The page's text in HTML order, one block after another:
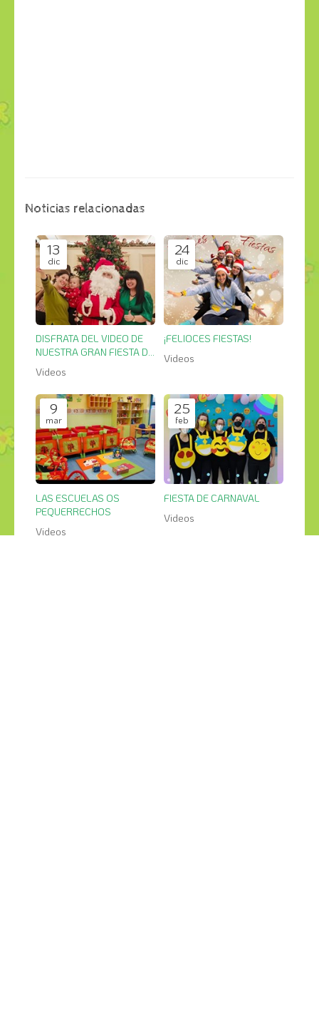
Noticias relacionadas
13
dic
DISFRATA DEL VIDEO DE
NUESTRA GRAN FIESTA DE
NAVIDAD
Videos
24
dic
¡FELIOCES FIESTAS!
Videos
9
mar
LAS ESCUELAS OS
PEQUERRECHOS
Videos
25
feb
FIESTA DE CARNAVAL
Videos